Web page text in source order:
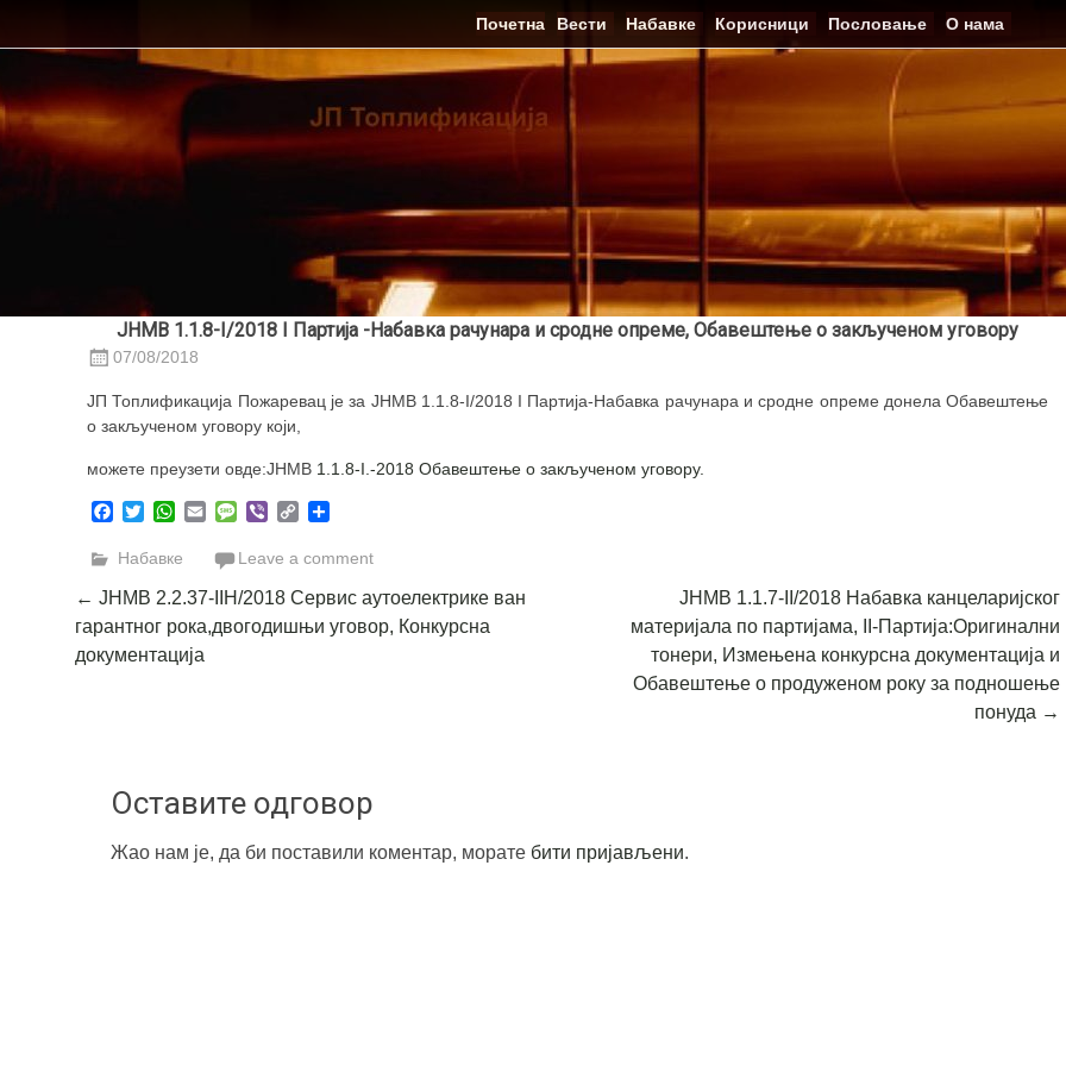
to ЈП Топлификација Почетна Вести Набавке Корисници Пословање О нама
ЈНМВ 1.1.8-I/2018 I Партија -Набавка рачунара и сродне опреме, Обавештење о закљученом уговору
07/08/2018
ЈП Топлификација Пожаревац је за ЈНМВ 1.1.8-I/2018 I Партија-Набавка рачунара и сродне опреме донела Обавештење
о закљученом уговору који,
можете преузети овде:ЈНМВ 1.1.8-I.-2018 Обавештење о закљученом уговору.
Facebook
TwitterWhatsApp
EmailMessage
Viber Copy
Набавке Leave a comment
Post
navigation
← ЈНМВ 2.2.37-IIН/2018 Сервис аутоелектрике ван
гарантног рока,двогодишњи уговор, Конкурсна
документација
ЈНМВ 1.1.7-II/2018 Набавка канцеларијског
материјала по партијама, II-Партија:Оригинални
тонери, Измењена конкурсна документација и
Обавештење о продуженом року за подношење
понуда →
Оставите одговор
Жао нам је, да би поставили коментар, морате бити пријављени.